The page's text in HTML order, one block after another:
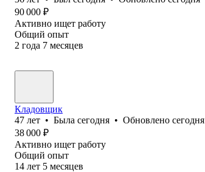
90 000 ₽
Активно ищет работу
Общий опыт
2 года 7 месяцев
Кладовщик
47 лет • Была сегодня • Обновлено сегодня
38 000 ₽
Активно ищет работу
Общий опыт
14 лет 5 месяцев